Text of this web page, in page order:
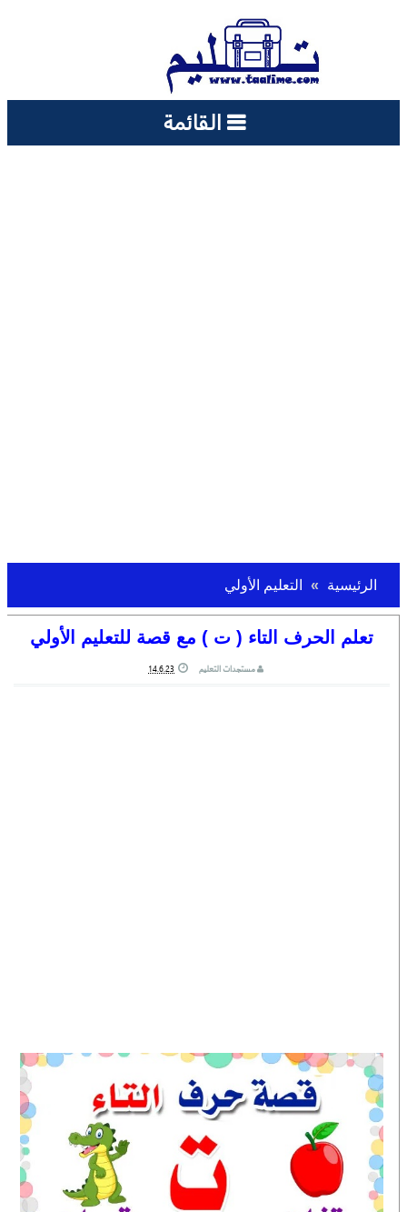
القائمة
الرئيسية التعليم الأولي
تعلم الحرف التاء ( ت ) مع قصة للتعليم الأولي
مستجدات التعليم 14.6.23